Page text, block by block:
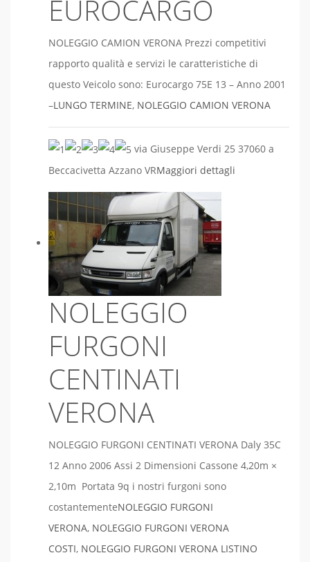
EUROCARGO
NOLEGGIO CAMION VERONA Prezzi competitivi
rapporto qualità e servizi le caratteristiche di
questo Veicolo sono: Eurocargo 75E 13 – Anno 2001
–LUNGO TERMINE, NOLEGGIO CAMION VERONA
via Giuseppe Verdi 25 37060 a
Beccacivetta Azzano VRMaggiori dettagli
NOLEGGIO
FURGONI
CENTINATI
VERONA
NOLEGGIO FURGONI CENTINATI VERONA Daly 35C
12 Anno 2006 Assi 2 Dimensioni Cassone 4,20m ×
2,10m Portata 9q i nostri furgoni sono
costantementeNOLEGGIO FURGONI
VERONA, NOLEGGIO FURGONI VERONA
COSTI, NOLEGGIO FURGONI VERONA LISTINO